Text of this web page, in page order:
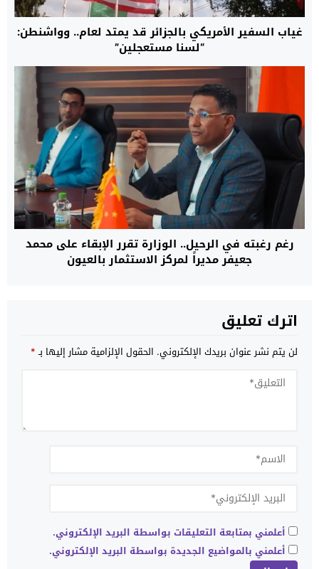
غياب السفير الأمريكي بالجزائر قد يمتد لعام.. وواشنطن:
“لسنا مستعجلين”
رغم رغبته في الرحيل.. الوزارة تقرر الإبقاء على محمد
جعيفر مديراً لمركز الاستثمار بالعيون
اترك تعليق
لن يتم نشر عنوان بريدك الإلكتروني. الحقول الإلزامية مشار إليها بـ*
أعلمني بمتابعة التعليقات بواسطة البريد الإلكتروني.
أعلمني بالمواضيع الجديدة بواسطة البريد الإلكتروني.